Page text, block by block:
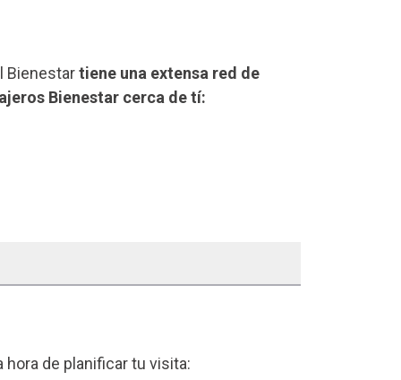
Bienestartiene una extensa red de
Bienestar cerca de tí:
hora de planificar tu visita: